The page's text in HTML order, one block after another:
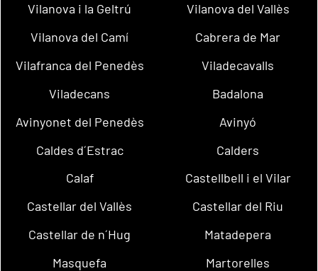
Vilanova i la Geltrú
Vilanova del Vallès
Vilanova del Camí
Cabrera de Mar
Vilafranca del Penedès
Viladecavalls
Viladecans
Badalona
Avinyonet del Penedès
Avinyó
Caldes d´Estrac
Calders
Calaf
Castellbell i el Vilar
Castellar del Vallès
Castellar del Riu
Castellar de n´Hug
Matadepera
Masquefa
Martorelles